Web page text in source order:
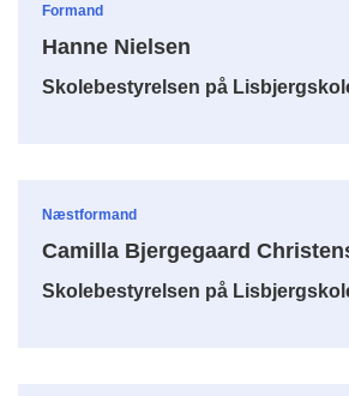
Formand
Hanne Nielsen
Skolebestyrelsen på
Næstformand
Camilla Bjergegaard
Skolebestyrelsen på